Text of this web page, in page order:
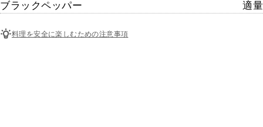
ブラックペッパー 適量
料理を安全に楽しむための注意事項